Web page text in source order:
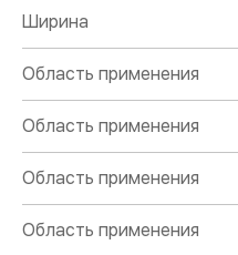
Ширина
Область применения
Область применения
Область применения
Область применения